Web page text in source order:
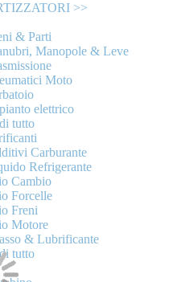
>>
& Parti
Manopole & Leve
Moto
elettrico
tutto
Carburante
Refrigerante
Cambio
Forcelle
Freni
Motore
& Lubrificante
tutto